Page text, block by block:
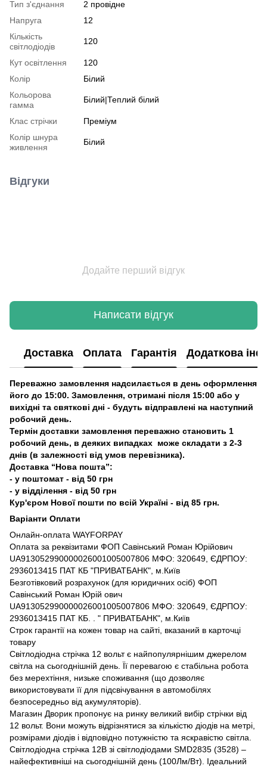
Тип з'єднання
2 провідне
Напруга
12
Кількість
світлодіодів
120
Кут освітлення
120
Колір
Білий
Кольорова
гамма
Білий|Теплий білий
Клас стрічки
Преміум
Колір шнура
живлення
Білий
Відгуки
Додайте перший відгук
Написати відгук
Доставка Оплата Гарантія Додаткова
Переважно замовлення надсилається в день оформлення
його до 15:00. Замовлення, отримані після 15:00 або у
вихідні та святкові дні - будуть відправлені на наступний
робочий день.
Термін доставки замовлення переважно становить 1
робочий день, в деяких випадках може складати з 2-3
днів (в залежності від умов перевізника).
Доставка “Нова пошта”:
- у поштомат - від 50 грн
- у відділення - від 50 грн
Кур'єром Нової пошти по всій Україні - від 85 грн.
Варіанти Оплати
Онлайн-оплата WAYFORPAY
Оплата за реквізитами ФОП Савінський Роман Юрійович
UA913052990000026001005007806 МФО: 320649, ЄДРПОУ:
2936013415 ПАТ КБ "ПРИВАТБАНК", м.Київ
Безготівковий розрахунок (для юридичних осіб) ФОП
Савінський Роман Юрій ович
UA913052990000026001005007806 МФО: 320649, ЄДРПОУ:
2936013415 ПАТ КБ. . " ПРИВАТБАНК", м.Київ
Строк гарантії на кожен товар на сайті, вказаний в карточці
товару
Світлодіодна стрічка 12 вольт є найпопулярнішим джерелом
світла на сьогоднішній день. Її перевагою є стабільна робота
без мерехтіння, низьке споживання (що дозволяє
використовувати її для підсвічування в автомобілях
безпосередньо від акумуляторів).
Магазин Дворик пропонує на ринку великий вибір стрічки від
12 вольт. Вони можуть відрізнятися за кількістю діодів на метрі,
розмірами діодів і відповідно потужністю та яскравістю світла.
Світлодіодна стрічка 12В зі світлодіодами SMD2835 (3528) –
найефективніші на сьогоднішній день (100Лм/Вт). Ідеальний